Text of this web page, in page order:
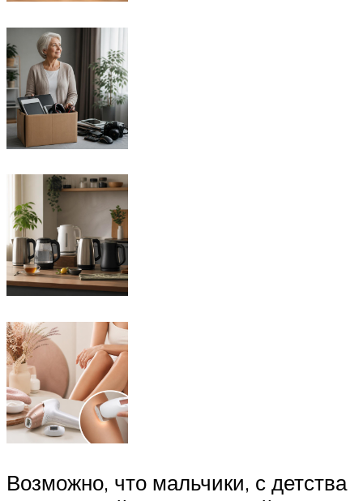
Возможно, что мальчики, с детства